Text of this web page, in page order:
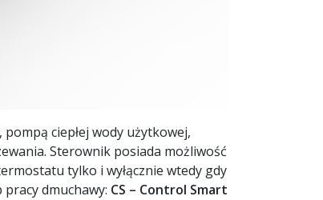
ciepłej wody użytkowej,
Sterownik posiada możliwość
tylko i wyłącznie wtedy gdy
dmuchawy: CS – Control Smart